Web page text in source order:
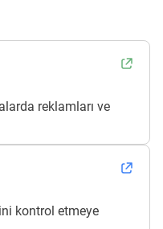
reklamları ve
kontrol etmeye